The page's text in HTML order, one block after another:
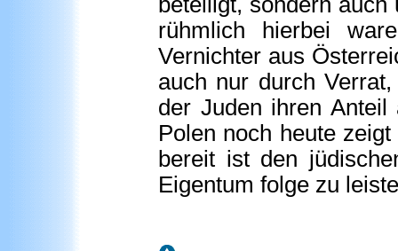
rühmlich hierbei
Vernichter aus
auch nur durch
der Juden ihren Anteil
Polen noch heute
bereit ist den
Eigentum folge zu